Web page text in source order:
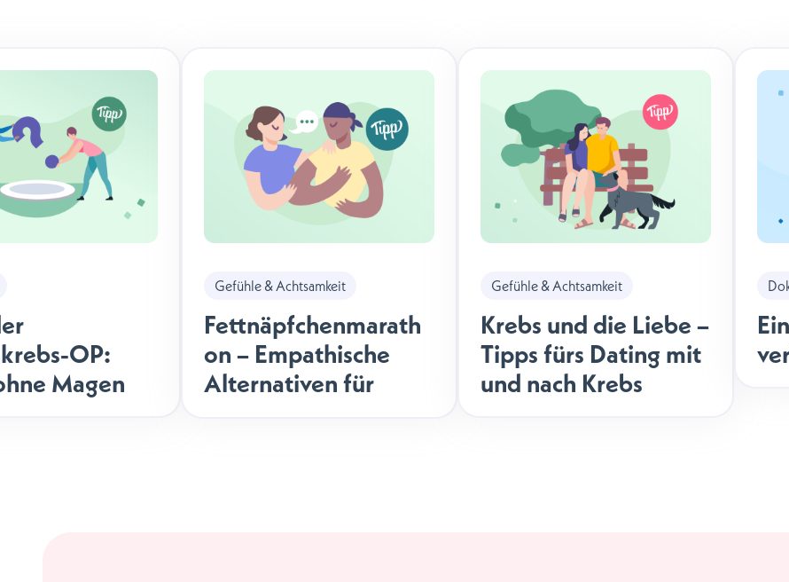
OP:
Magen
Gefühle & Achtsamkeit
Fettnäpfchenmarath
on – Empathische
Alternativen für
Gefühle & Achtsamkeit
Krebs und die Liebe –
Tipps fürs Dating mit
und nach Krebs